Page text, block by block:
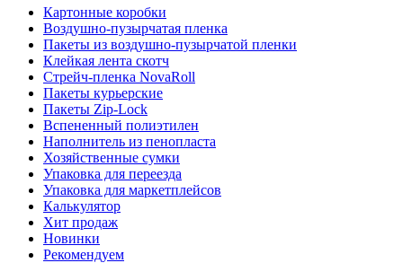
Картонные коробки
Воздушно-пузырчатая пленка
Пакеты из воздушно-пузырчатой пленки
Клейкая лента скотч
Стрейч-пленка NovaRoll
Пакеты курьерские
Пакеты Zip-Lock
Вспененный полиэтилен
Наполнитель из пенопласта
Хозяйственные сумки
Упаковка для переезда
Упаковка для маркетплейсов
Калькулятор
Хит продаж
Новинки
Рекомендуем